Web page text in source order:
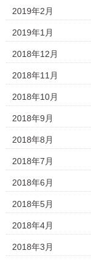
2019年2月
2019年1月
2018年12月
2018年11月
2018年10月
2018年9月
2018年8月
2018年7月
2018年6月
2018年5月
2018年4月
2018年3月